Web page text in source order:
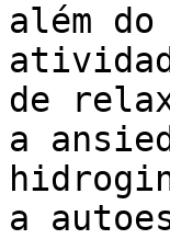
além
de
a
a